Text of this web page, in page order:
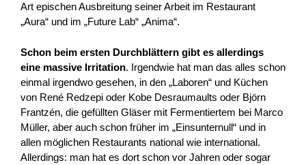
Art epischen Ausbreitung seiner Arbeit im Restaurant
„Aura“ und im „Future Lab“ „Anima“.
Schon beim ersten Durchblättern gibt es allerdings
eine massive Irritation. Irgendwie hat man das alles schon
einmal irgendwo gesehen, in den „Laboren“ und Küchen
von René Redzepi oder Kobe Desraumaults oder Björn
Frantzén, die gefüllten Gläser mit Fermentiertem bei Marco
Müller, aber auch schon früher im „Einsunternull“ und in
allen möglichen Restaurants national wie international.
Allerdings: man hat es dort schon vor Jahren oder sogar